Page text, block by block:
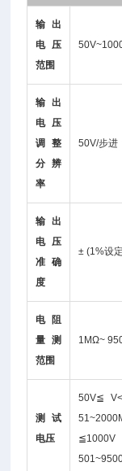
输出
电压
范围
输出
电压
调整
分辨
率
50V/步进
输出
电压
准确
度
± (1%设
电阻
量测
范围
1MΩ~
测试
电压
50V≦